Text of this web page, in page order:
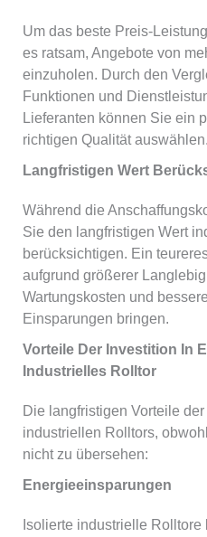
Um das beste Preis-
es ratsam, Angebote von
einzuholen. Durch den
Funktionen und
Lieferanten können Sie ein
richtigen Qualität auswählen.
Langfristigen Wert
Während die
Sie den langfristigen Wert
berücksichtigen. Ein
aufgrund größerer
Wartungskosten und
Einsparungen bringen.
Vorteile Der Investition In
Industrielles Rolltor
Die langfristigen Vorteile
industriellen Rolltors,
nicht zu übersehen:
Energieeinsparungen
Isolierte industrielle